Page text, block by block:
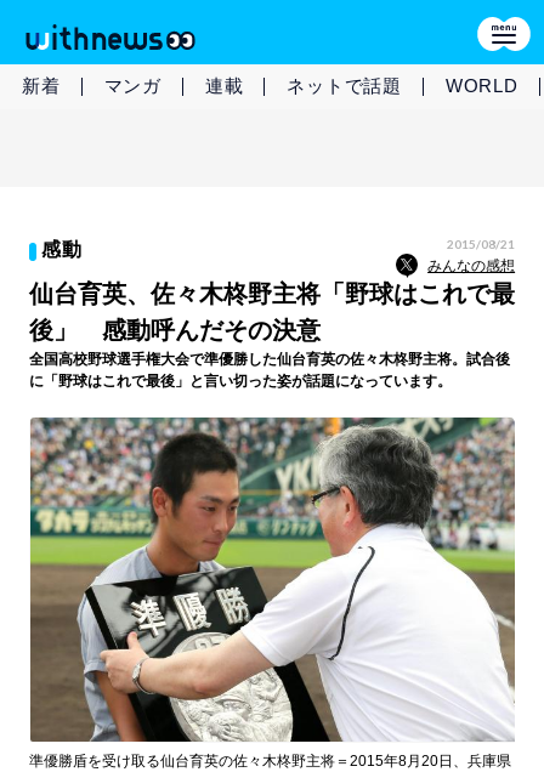
新着 マンガ 連載 ネットで話題 WORLD
感動 2015/08/21
みんなの感想
仙台育英、佐々木柊野主将「野球はこれで最
後」 感動呼んだその決意
全国高校野球選手権大会で準優勝した仙台育英の佐々木柊野主将。試合後
に「野球はこれで最後」と言い切った姿が話題になっています。
準優勝盾を受け取る仙台育英の佐々木柊野主将＝2015年8月20日、兵庫県